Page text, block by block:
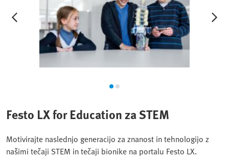
Festo LX for Education za STEM
Motivirajte naslednjo generacijo za znanost in tehnologijo z
našimi tečaji STEM in tečaji bionike na portalu Festo LX.